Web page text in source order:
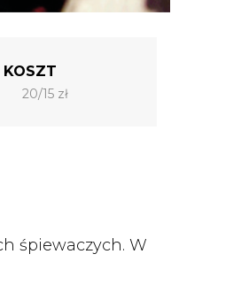
KOSZT
20/15 zł
śpiewaczych. W